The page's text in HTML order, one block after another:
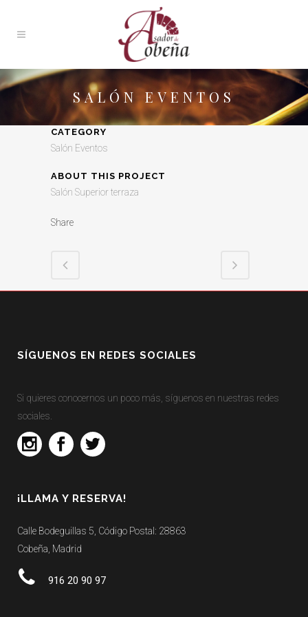
SALÓN EVENTOS
CATEGORY
Salón Eventos
ABOUT THIS PROJECT
Salón Superior terraza
Share
SÍGUENOS EN REDES SOCIALES
Si quieres conocernos un poco más, síguenos en nuestras redes
sociales.
¡LLAMA Y RESERVA!
Calle Bodeguillas 5, Código Postal: 28863
Cobeña, Madrid
916 20 90 97